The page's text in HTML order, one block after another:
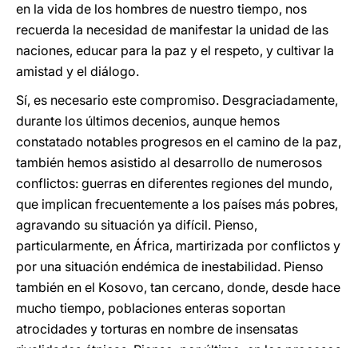
en la vida de los hombres de nuestro tiempo, nos
recuerda la necesidad de manifestar la unidad de las
naciones, educar para la paz y el respeto, y cultivar la
amistad y el diálogo.
Sí, es necesario este compromiso. Desgraciadamente,
durante los últimos decenios, aunque hemos
constatado notables progresos en el camino de la paz,
también hemos asistido al desarrollo de numerosos
conflictos: guerras en diferentes regiones del mundo,
que implican frecuentemente a los países más pobres,
agravando su situación ya difícil. Pienso,
particularmente, en África, martirizada por conflictos y
por una situación endémica de inestabilidad. Pienso
también en el Kosovo, tan cercano, donde, desde hace
mucho tiempo, poblaciones enteras soportan
atrocidades y torturas en nombre de insensatas